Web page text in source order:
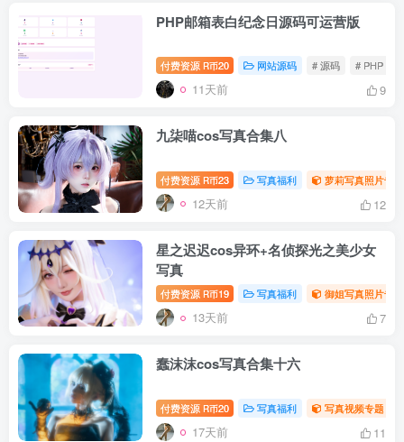
PHP邮箱表白纪念日源码可运营版
付费资源 R币20 网站源码 # 源码 # PHP
11天前 9
九柒喵cos写真合集八
付费资源 R币23 写真福利 萝莉写真照片专题
12天前 12
星之迟迟cos异环+名侦探光之美少女
写真
付费资源 R币19 写真福利 御姐写真照片专题
13天前 7
蠢沫沫cos写真合集十六
付费资源 R币20 写真福利 写真视频专题
17天前 11